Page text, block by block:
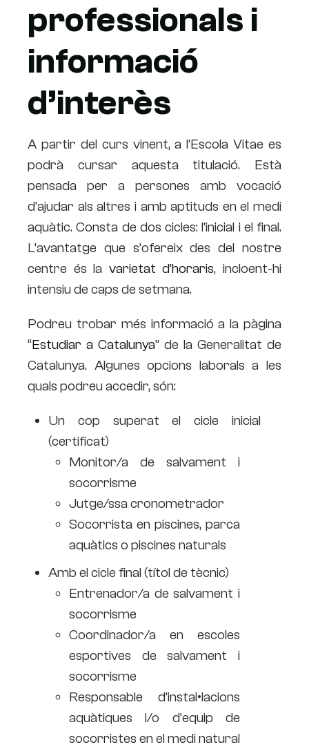
professionals i
informació
d’interès
A partir del curs vinent, a l’Escola Vitae es
podrà cursar aquesta titulació. Està
pensada per a persones amb vocació
d’ajudar als altres i amb aptituds en el medi
aquàtic. Consta de dos cicles: l’inicial i el final.
L’avantatge que s’ofereix des del nostre
centre és la varietat d’horaris, incloent-hi
intensiu de caps de setmana.
Podreu trobar més informació a la pàgina
“Estudiar a Catalunya” de la Generalitat de
Catalunya. Algunes opcions laborals a les
quals podreu accedir, són:
Un cop superat el cicle inicial
(certificat)
Monitor/a de salvament i
socorrisme
Jutge/ssa cronometrador
Socorrista en piscines, parca
aquàtics o piscines naturals
Amb el cicle final (títol de tècnic)
Entrenador/a de salvament i
socorrisme
Coordinador/a en escoles
esportives de salvament i
socorrisme
Responsable d’instal•lacions
aquàtiques i/o d’equip de
socorristes en el medi natural